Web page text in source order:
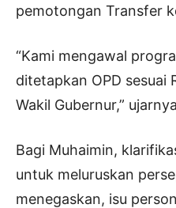
pemotongan Transfer
“Kami mengawal
ditetapkan OPD sesuai
Wakil Gubernur,”
Bagi Muhaimin,
untuk meluruskan
menegaskan, isu